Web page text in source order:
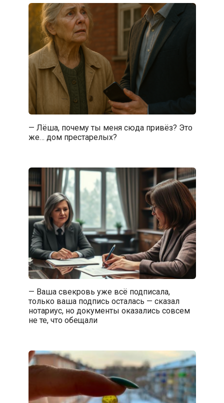
— Лёша, почему ты меня сюда привёз? Это
же… дом престарелых?
— Ваша свекровь уже всё подписала,
только ваша подпись осталась — сказал
нотариус, но документы оказались совсем
не те, что обещали